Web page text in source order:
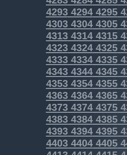
429342944295
430343044305
431343144315
432343244325
433343344335
434343444345
435343544355
436343644365
437343744375
438343844385
439343944395
440344044405